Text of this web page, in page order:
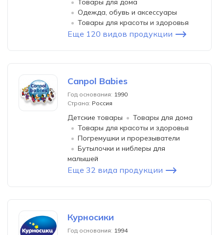
Товары для дома
Одежда, обувь и аксессуары
Товары для красоты и здоровья
Еще 120 видов продукции
Canpol Babies
Год основания: 1990
Страна: Россия
Детские товары
Товары для дома
Товары для красоты и здоровья
Погремушки и прорезыватели
Бутылочки и ниблеры для
малышей
Еще 32 вида продукции
Курносики
Год основания: 1994